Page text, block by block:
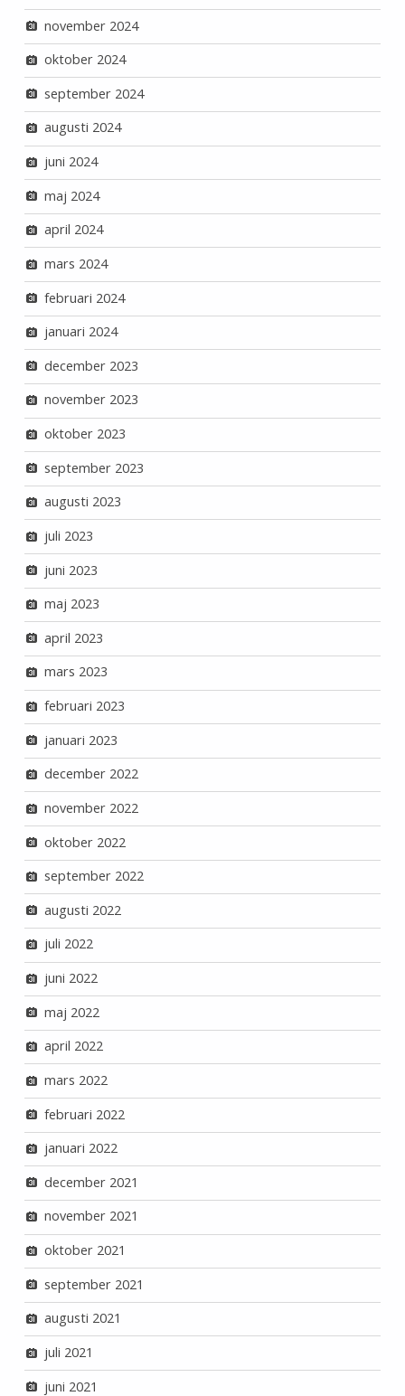
november 2024
oktober 2024
september 2024
augusti 2024
juni 2024
maj 2024
april 2024
mars 2024
februari 2024
januari 2024
december 2023
november 2023
oktober 2023
september 2023
augusti 2023
juli 2023
juni 2023
maj 2023
april 2023
mars 2023
februari 2023
januari 2023
december 2022
november 2022
oktober 2022
september 2022
augusti 2022
juli 2022
juni 2022
maj 2022
april 2022
mars 2022
februari 2022
januari 2022
december 2021
november 2021
oktober 2021
september 2021
augusti 2021
juli 2021
juni 2021